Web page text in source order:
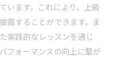
います。これにより、上級
露することができます。ま
実践的なレッスンを通じ
フォーマンスの向上に繋が